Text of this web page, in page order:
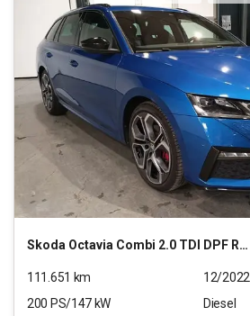
Skoda Octavia Combi 2.0 TDI DPF RS Plus 4x4
111.651 km
12/2022
200 PS/147 kW
Diesel